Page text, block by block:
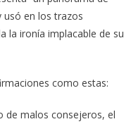
usó en los trazos
la ironía implacable de su
como estas:
de malos consejeros, el